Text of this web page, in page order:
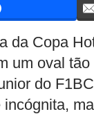
da Copa
um oval
do
incógnita,